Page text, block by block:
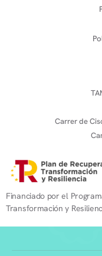
Carrer de
Financiado por el
Transformación y